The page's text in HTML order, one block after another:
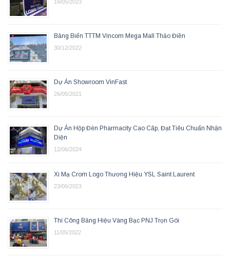
16/05/2023
Bảng Biển TTTM Vincom Mega Mall Thảo Điền
30/12/2022
Dự Án Showroom VinFast
26/05/2021
Dự Án Hộp Đèn Pharmacity Cao Cấp, Đạt Tiêu Chuẩn Nhận
Diện
12/06/2024
Xi Mạ Crom Logo Thương Hiệu YSL Saint Laurent
23/06/2023
Thi Công Bảng Hiệu Vàng Bạc PNJ Trọn Gói
11/05/2022